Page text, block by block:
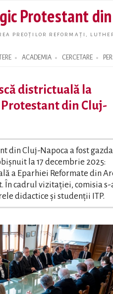
main
Protestant
PREOȚILOR REFORMAȚI,
ACADEMIA CERCETARE
districtuală la
din Cluj-
din Cluj-Napoca a fost gazda
la 17 decembrie 2025:
a Eparhiei Reformate din
În cadrul vizitației, comisia s-
didactice și studenții ITP.